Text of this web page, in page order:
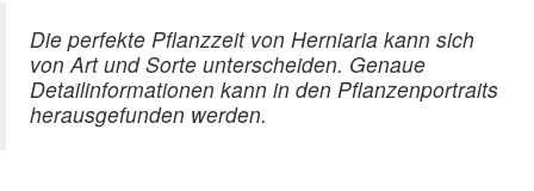
Die perfekte Pflanzzeit von Herniaria kann sich
von Art und Sorte unterscheiden. Genaue
Detailinformationen kann in den Pflanzenportraits
herausgefunden werden.